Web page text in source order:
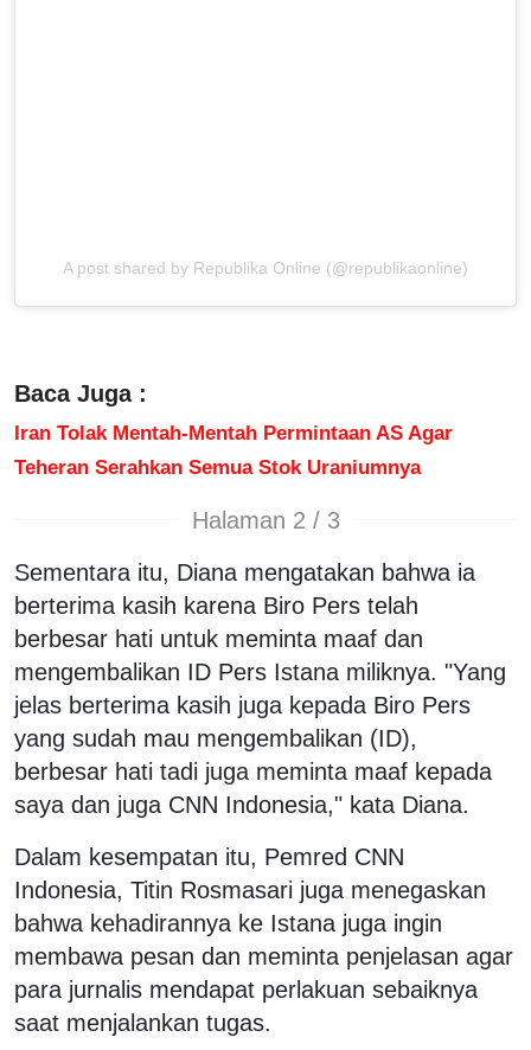
A post shared by Republika Online (@republikaonline)
Baca Juga :
Iran Tolak Mentah-Mentah Permintaan AS Agar
Teheran Serahkan Semua Stok Uraniumnya
Halaman 2 / 3
Sementara itu, Diana mengatakan bahwa ia
berterima kasih karena Biro Pers telah
berbesar hati untuk meminta maaf dan
mengembalikan ID Pers Istana miliknya. "Yang
jelas berterima kasih juga kepada Biro Pers
yang sudah mau mengembalikan (ID),
berbesar hati tadi juga meminta maaf kepada
saya dan juga CNN Indonesia," kata Diana.
Dalam kesempatan itu, Pemred CNN
Indonesia, Titin Rosmasari juga menegaskan
bahwa kehadirannya ke Istana juga ingin
membawa pesan dan meminta penjelasan agar
para jurnalis mendapat perlakuan sebaiknya
saat menjalankan tugas.